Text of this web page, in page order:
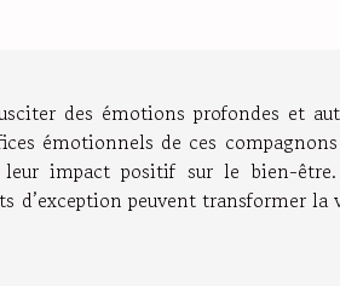
des émotions profondes et
émotionnels de ces
impact positif sur le bien-
d’exception peuvent transformer